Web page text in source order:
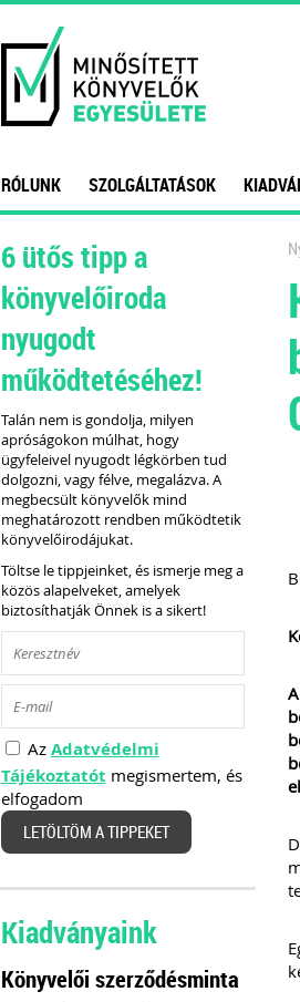
RÓLUNK SZOLGÁLTATÁSOK
6 ütős tipp a
könyvelőiroda
nyugodt
működtetéséhez!
Talán nem is gondolja, milyen
apróságokon múlhat, hogy
ügyfeleivel nyugodt légkörben tud
dolgozni, vagy félve, megalázva. A
megbecsült könyvelők mind
meghatározott rendben működtetik
könyvelőirodájukat.
Töltse le tippjeinket, és ismerje meg a
közös alapelveket, amelyek
biztosíthatják Önnek is a sikert!
Az Adatvédelmi
Tájékoztatót megismertem, és
elfogadom
LETÖLTÖM A TIPPEKET
Kiadványaink
Könyvelői szerződésminta